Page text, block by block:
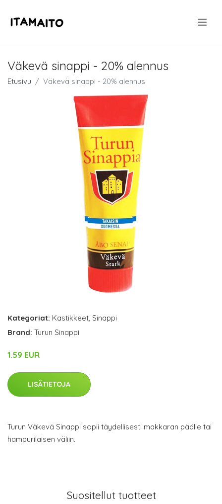
Väkevä sinappi - 20% alennus
Etusivu Väkevä sinappi - 20% alennus
Kategoriat: Kastikkeet, Sinappi
Brand: Turun Sinappi
1.59 EUR
LISÄTIETOJA
Turun Väkevä Sinappi sopii täydellisesti makkaran päälle tai
hampurilaisen väliin.
Suositellut tuotteet